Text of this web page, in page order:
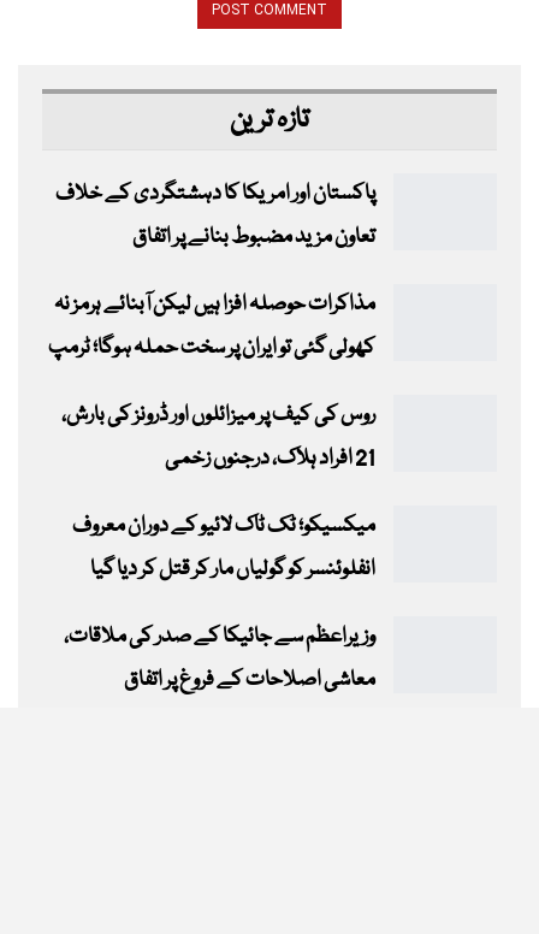
تازہ ترین
پاکستان اور امریکا کا دہشتگردی کے خلاف
تعاون مزید مضبوط بنانے پر اتفاق
مذاکرات حوصلہ افزا ہیں لیکن آبنائے ہرمز نہ
کھولی گئی تو ایران پر سخت حملہ ہوگا؛ ٹرمپ
روس کی کیف پر میزائلوں اور ڈرونز کی بارش،
21 افراد ہلاک، درجنوں زخمی
میکسیکو؛ ٹک ٹاک لائیو کے دوران معروف
انفلوئنسر کو گولیاں مار کر قتل کر دیا گیا
وزیراعظم سے جائیکا کے صدر کی ملاقات،
معاشی اصلاحات کے فروغ پر اتفاق